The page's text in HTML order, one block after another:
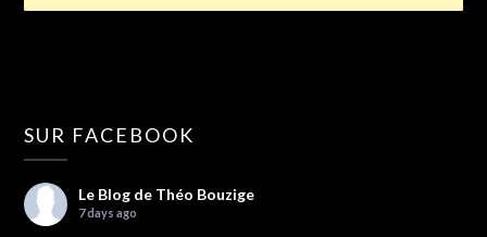
SUR FACEBOOK
Le Blog de Théo Bouzige
7 days ago